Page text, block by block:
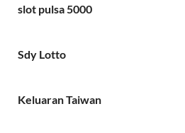
slot pulsa 5000
Sdy Lotto
Keluaran Taiwan